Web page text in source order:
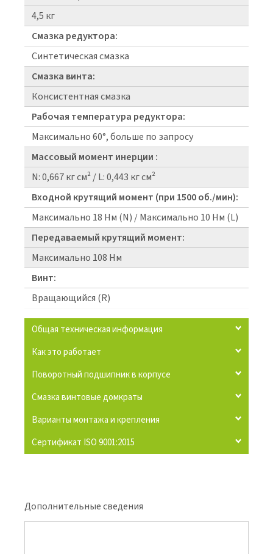
4,5 кг
Смазка редуктора:
Синтетическая смазка
Смазка винта:
Консистентная смазка
Рабочая температура редуктора:
Максимально 60°, больше по запросу
Массовый момент инерции :
N: 0,667 кг см² / L: 0,443 кг см²
Входной крутящий момент (при 1500 об./мин):
Максимально 18 Нм (N) / Максимально 10 Нм (L)
Передаваемый крутящий момент:
Максимально 108 Нм
Винт:
Вращающийся (R)
Общая техническая информация
Как это работает
Поворотный подшипник в корпусе
Смазка винтовые домкраты
Варианты монтажа и крепления
Сертификат ISO 9001:2015
Дополнительные сведения